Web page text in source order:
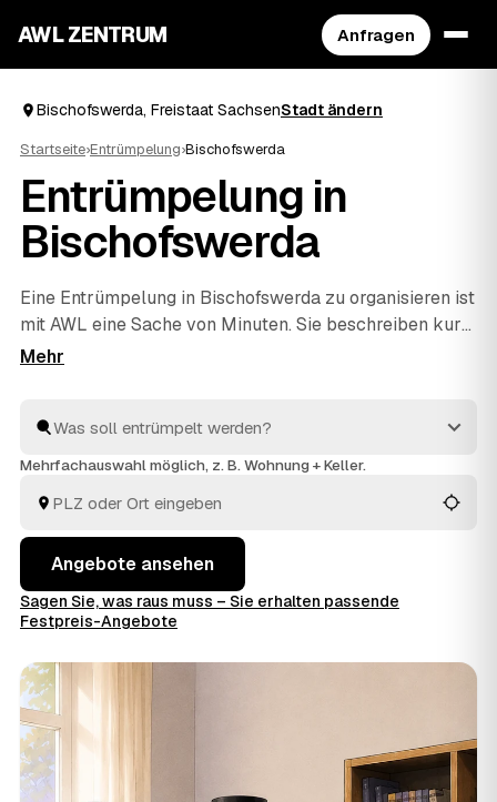
AWL ZENTRUM Anfragen
Bischofswerda, Freistaat SachsenStadt ändern
Startseite›Entrümpelung›Bischofswerda
Entrümpelung in
Bischofswerda
Eine Entrümpelung in Bischofswerda zu organisieren ist
mit AWL eine Sache von Minuten. Sie beschreiben kurz,
was raus soll – ob vollgestellter Keller, Dachboden,
Anbieter aus Freistaat Sachsen. Statt einzeln zu
telefonieren vergleichen Sie die Vorschläge in Ruhe und
entsorgen alles fachgerecht.
Mehrfachauswahl möglich, z. B. Wohnung + Keller.
Angebote ansehen
Sagen Sie, was raus muss – Sie erhalten passende
Festpreis-Angebote